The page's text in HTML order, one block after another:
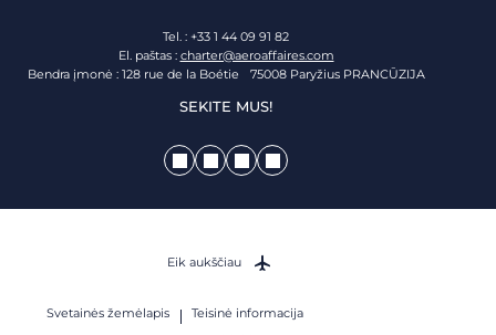
Tel. : +33 1 44 09 91 82
El. paštas : charter@aeroaffaires.com
Bendra įmonė : 128 rue de la Boétie 75008 Paryžius PRANCŪZIJA
SEKITE MUS!
Svetainės žemėlapis
Teisinė informacija
Eik aukščiau